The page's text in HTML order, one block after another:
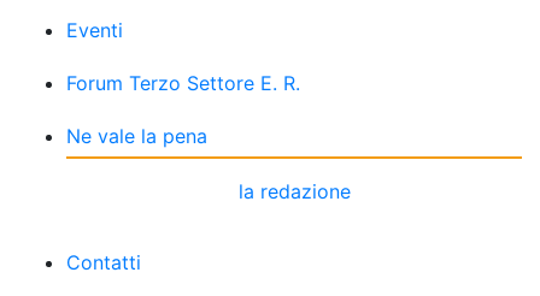
Eventi
Forum Terzo Settore E. R.
Ne vale la pena
la redazione
Contatti